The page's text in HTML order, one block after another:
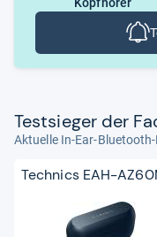
Test­sie­ger der
Aktuelle In-Ear-
Technics EAH-